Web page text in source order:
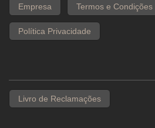
Empresa Termos e Condições
Política Privacidade
Livro de Reclamações